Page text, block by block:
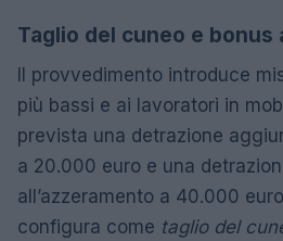
Taglio del cuneo e
Il provvedimento introduce
più bassi e ai lavoratori in
prevista una detrazione
a 20.000 euro e una
all’azzeramento a 40.000
configura come taglio del